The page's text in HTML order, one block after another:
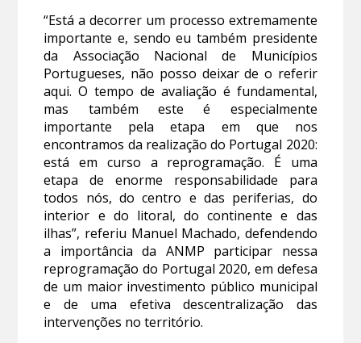
“Está a decorrer um processo extremamente
importante e, sendo eu também presidente
da Associação Nacional de Municípios
Portugueses, não posso deixar de o referir
aqui. O tempo de avaliação é fundamental,
mas também este é especialmente
importante pela etapa em que nos
encontramos da realização do Portugal 2020:
está em curso a reprogramação. É uma
etapa de enorme responsabilidade para
todos nós, do centro e das periferias, do
interior e do litoral, do continente e das
ilhas”, referiu Manuel Machado, defendendo
a importância da ANMP participar nessa
reprogramação do Portugal 2020, em defesa
de um maior investimento público municipal
e de uma efetiva descentralização das
intervenções no território.